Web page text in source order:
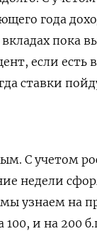
года
пока
если есть
ставки
С учетом
недели
узнаем на
и на 200